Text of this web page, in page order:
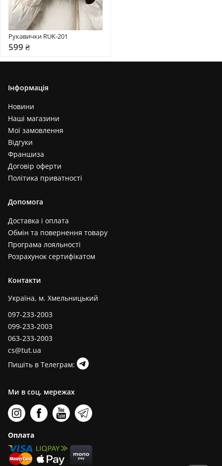
Рукавички RUK-201
599 ₴
Інформація
Новини
Наші магазини
Мої замовлення
Відгуки
Франшиза
Договір оферти
Політика приватності
Допомога
Доставка і оплата
Обмін та повернення товару
Програма лояльності
Розрахунок сертифікатом
Контакти
Україна, м. Хмельницький
097-233-2003
099-233-2003
063-233-2003
cs@tut.ua
Пишіть в Телеграм:
Ми в соц. мережах
Оплата